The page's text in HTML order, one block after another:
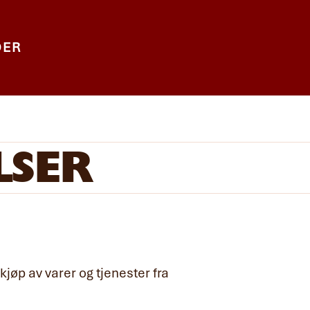
av varer og tjenester fra